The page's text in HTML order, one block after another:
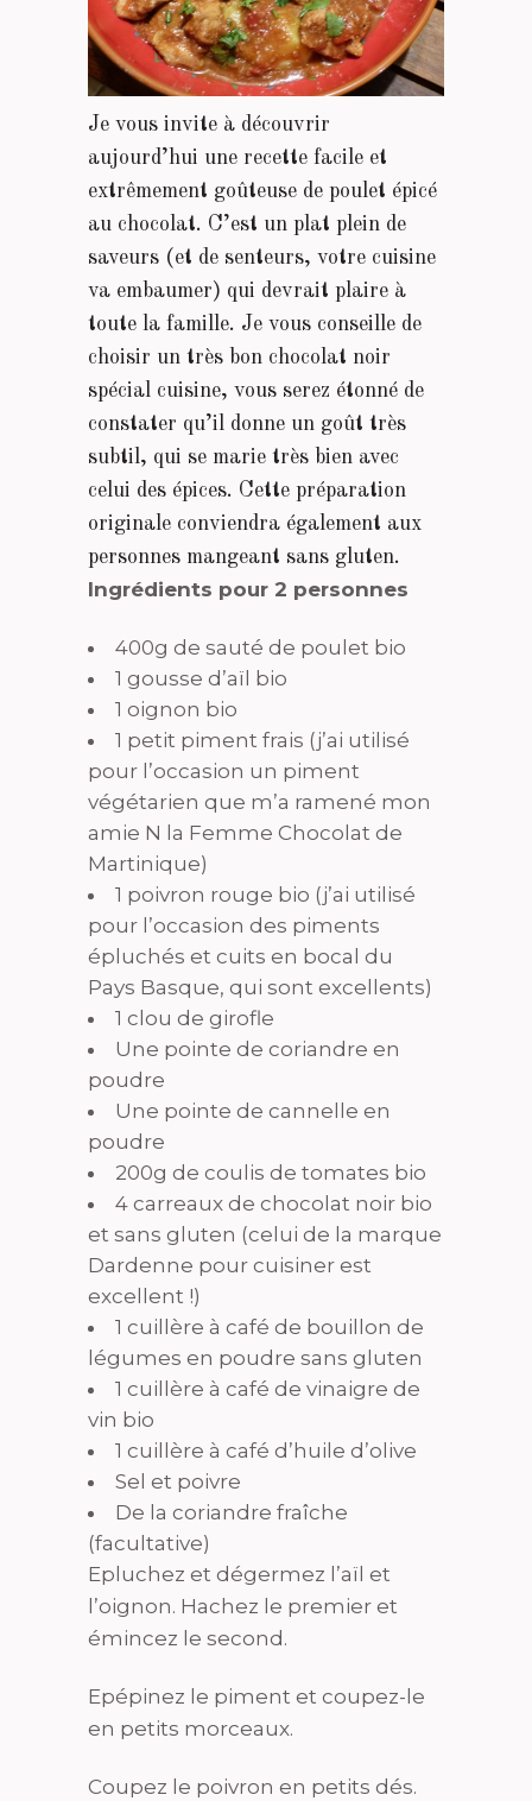
Je vous invite à découvrir
aujourd’hui une recette facile et
extrêmement goûteuse de poulet épicé
au chocolat. C’est un plat plein de
saveurs (et de senteurs, votre cuisine
va embaumer) qui devrait plaire à
toute la famille. Je vous conseille de
choisir un très bon chocolat noir
spécial cuisine, vous serez étonné de
constater qu’il donne un goût très
subtil, qui se marie très bien avec
celui des épices. Cette préparation
originale conviendra également aux
personnes mangeant sans gluten.
Ingrédients pour 2 personnes
400g de sauté de poulet bio
1 gousse d’aïl bio
1 oignon bio
1 petit piment frais (j’ai utilisé
pour l’occasion un piment
végétarien que m’a ramené mon
amie N la Femme Chocolat de
Martinique)
1 poivron rouge bio (j’ai utilisé
pour l’occasion des piments
épluchés et cuits en bocal du
Pays Basque, qui sont excellents)
1 clou de girofle
Une pointe de coriandre en
poudre
Une pointe de cannelle en
poudre
200g de coulis de tomates bio
4 carreaux de chocolat noir bio
et sans gluten (celui de la marque
Dardenne pour cuisiner est
excellent !)
1 cuillère à café de bouillon de
légumes en poudre sans gluten
1 cuillère à café de vinaigre de
vin bio
1 cuillère à café d’huile d’olive
Sel et poivre
De la coriandre fraîche
(facultative)
Epluchez et dégermez l’aïl et
l’oignon. Hachez le premier et
émincez le second.
Epépinez le piment et coupez-le
en petits morceaux.
Coupez le poivron en petits dés.